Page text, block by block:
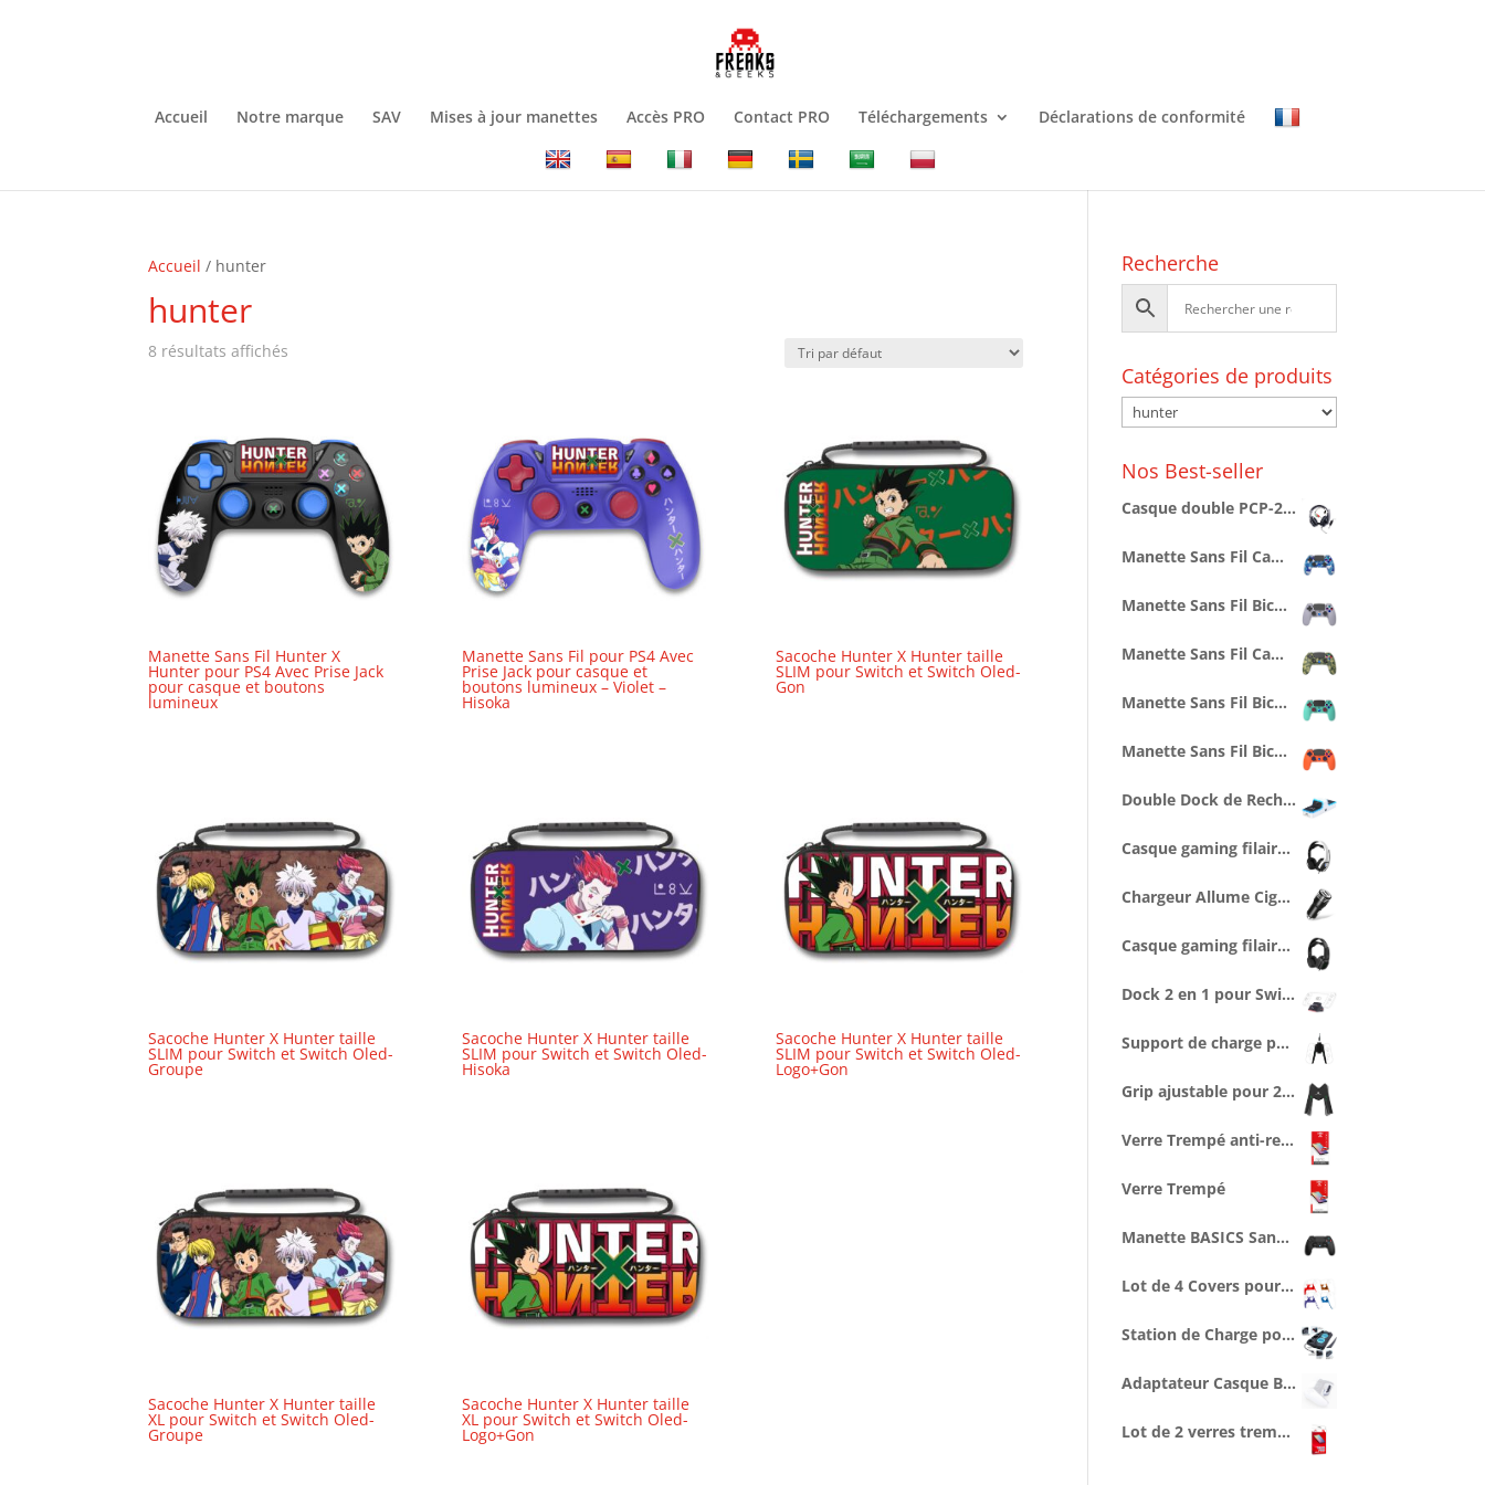
Accueil Notre marque SAV Mises à jour manettes Accès PRO Contact PRO Téléchargements Déclarations de conformité
Accueil / hunter
hunter
8 résultats affichés
Manette Sans Fil Hunter X
Hunter pour PS4 Avec Prise Jack
pour casque et boutons
lumineux
Manette Sans Fil pour PS4 Avec
Prise Jack pour casque et
boutons lumineux – Violet –
Hisoka
Sacoche Hunter X Hunter taille
SLIM pour Switch et Switch Oled-
Gon
Sacoche Hunter X Hunter taille
SLIM pour Switch et Switch Oled-
Groupe
Sacoche Hunter X Hunter taille
SLIM pour Switch et Switch Oled-
Hisoka
Sacoche Hunter X Hunter taille
SLIM pour Switch et Switch Oled-
Logo+Gon
Sacoche Hunter X Hunter taille
XL pour Switch et Switch Oled-
Groupe
Sacoche Hunter X Hunter taille
XL pour Switch et Switch Oled-
Logo+Gon
Recherche
Catégories de produits
Nos Best-seller
Casque double PCP-200 avec splitter pour PC/PS4/PS5/XBOXONE/SERIESX/SWITCH
Manette Sans Fil Camo Bleue pour PS4 Avec Prise Jack pour casque et boutons lumineux
Manette Sans Fil Bicolore Grise Style Retro PS1 pour PS4 Avec Prise Jack pour casque et boutons lumineux
Manette Sans Fil Camo Verte pour PS4 Avec Prise Jack pour casque et boutons lumineux
Manette Sans Fil Bicolore Style Blueberry pour PS4 Avec Prise Jack pour casque et boutons lumineux
Manette Sans Fil Bicolore Orange/Bleue pour PS4 Avec Prise Jack pour casque et boutons lumineux
Double Dock de Recharge pour manettes PS5 (1 cable Type C 1M inclus)
Casque gaming filaire SPX-500 pour PS5 (compatible PS4, Series X/S...)
Chargeur Allume Cigare 2 ports USB 1A - noir
Casque gaming filaire XSX-500 pour Series X/S (compatible PS5, Switch...)
Dock 2 en 1 pour Switch - Support Recharge + Connexion vidéo TV
Support de charge pour 2 joycon avec câble type C de 2,5 m
Grip ajustable pour 2 Joycons
Verre Trempé anti-reflet lumière bleue
Verre Trempé
Manette BASICS Sans Fil Noire avec Prise Jack pour casque
Lot de 4 Covers pour Manette
Station de Charge pour 2 Manettes et Console, Ventilée
Adaptateur Casque Bluetooth pour Manette PS5
Lot de 2 verres trempés anti-reflet lumière bleue